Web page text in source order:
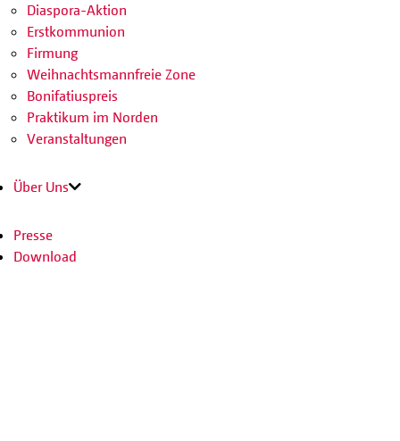
Diaspora-Aktion
Erstkommunion
Firmung
Weihnachtsmannfreie Zone
Bonifatiuspreis
Praktikum im Norden
Veranstaltungen
Über Uns
Presse
Download